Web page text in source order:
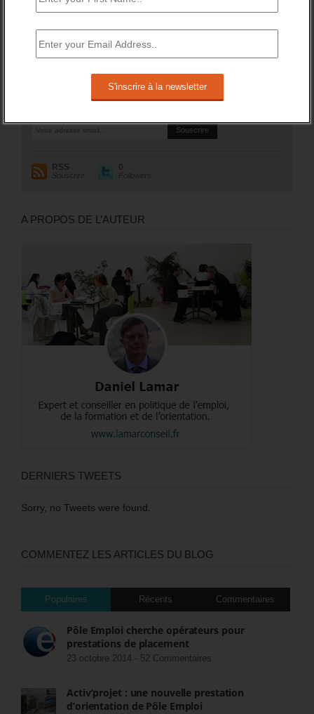
sur un an (soit +1,8%).
RESTEZ EN CONTACT
Recevez le meilleur de l'information et des débats sur l'emploi
sur votre boite mail.
RSS
Souscrire
0
Followers
A PROPOS DE L’AUTEUR
DERNIERS TWEETS
Sorry, no Tweets were found.
COMMENTEZ LES ARTICLES DU BLOG
Populaires Récents Commentaires
Pôle Emploi cherche opérateurs pour
prestations de placement
23 octobre 2014 - 52 Commentaires
Activ’projet : une nouvelle prestation
d’orientation de Pôle Emploi